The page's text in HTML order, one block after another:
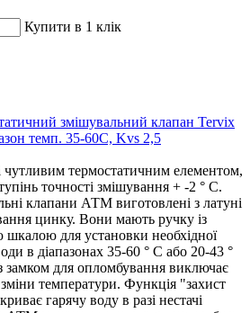
Купити в 1 клік
змішувальний клапан Tervix
темп. 35-60C, Kvs 2,5
термостатичним елементом,
точності змішування + -2 ° С.
клапани АТМ виготовлені з латуні
цинку. Вони мають ручку із
для установки необхідної
в діапазонах 35-60 ° С або 20-43 °
для опломбування виключає
температури. Функція "захист
гарячу воду в разі нестачі